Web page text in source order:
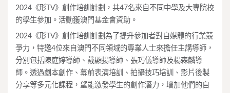
2024《形TV》創作培訓計劃，共47名來自不同中學及大專院校
的學生參加。活動獲澳門基金會資助。
2024《形TV》創作培訓計劃為了提升參加者對自媒體的行業競
爭力，特邀4位來自澳門不同領域的專業人士來擔任主講導師，
分別包括陳庭婷導師、戴顯揚導師、張巧儀導師及楊森麟導
師。透過劇本創作、幕前表演培訓、拍攝技巧培訓、影片後製
分享等多元化課程，望能激發學生的創作潛力，增加他們的自